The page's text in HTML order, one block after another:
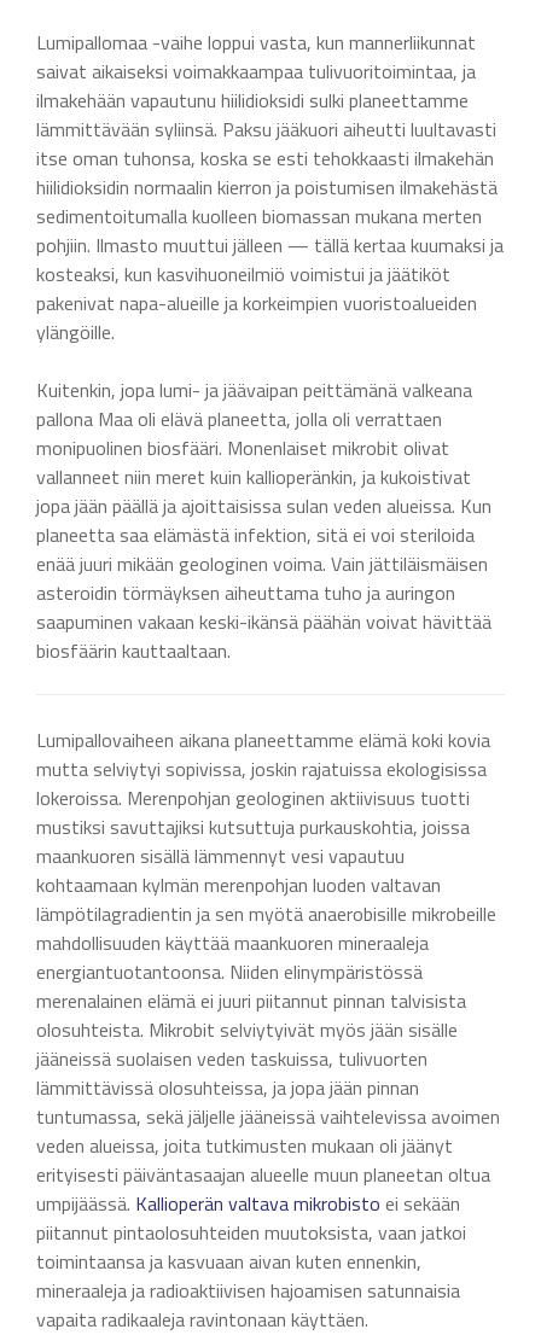
Lumipallomaa -vaihe loppui vasta, kun mannerliikunnat
saivat aikaiseksi voimakkaampaa tulivuoritoimintaa, ja
ilmakehään vapautunu hiilidioksidi sulki planeettamme
lämmittävään syliinsä. Paksu jääkuori aiheutti luultavasti
itse oman tuhonsa, koska se esti tehokkaasti ilmakehän
hiilidioksidin normaalin kierron ja poistumisen ilmakehästä
sedimentoitumalla kuolleen biomassan mukana merten
pohjiin. Ilmasto muuttui jälleen — tällä kertaa kuumaksi ja
kosteaksi, kun kasvihuoneilmiö voimistui ja jäätiköt
pakenivat napa-alueille ja korkeimpien vuoristoalueiden
ylängöille.
Kuitenkin, jopa lumi- ja jäävaipan peittämänä valkeana
pallona Maa oli elävä planeetta, jolla oli verrattaen
monipuolinen biosfääri. Monenlaiset mikrobit olivat
vallanneet niin meret kuin kallioperänkin, ja kukoistivat
jopa jään päällä ja ajoittaisissa sulan veden alueissa. Kun
planeetta saa elämästä infektion, sitä ei voi steriloida
enää juuri mikään geologinen voima. Vain jättiläismäisen
asteroidin törmäyksen aiheuttama tuho ja auringon
saapuminen vakaan keski-ikänsä päähän voivat hävittää
biosfäärin kauttaaltaan.
Lumipallovaiheen aikana planeettamme elämä koki kovia
mutta selviytyi sopivissa, joskin rajatuissa ekologisissa
lokeroissa. Merenpohjan geologinen aktiivisuus tuotti
mustiksi savuttajiksi kutsuttuja purkauskohtia, joissa
maankuoren sisällä lämmennyt vesi vapautuu
kohtaamaan kylmän merenpohjan luoden valtavan
lämpötilagradientin ja sen myötä anaerobisille mikrobeille
mahdollisuuden käyttää maankuoren mineraaleja
energiantuotantoonsa. Niiden elinympäristössä
merenalainen elämä ei juuri piitannut pinnan talvisista
olosuhteista. Mikrobit selviytyivät myös jään sisälle
jääneissä suolaisen veden taskuissa, tulivuorten
lämmittävissä olosuhteissa, ja jopa jään pinnan
tuntumassa, sekä jäljelle jääneissä vaihtelevissa avoimen
veden alueissa, joita tutkimusten mukaan oli jäänyt
erityisesti päiväntasaajan alueelle muun planeetan oltua
umpijäässä. Kallioperän valtava mikrobisto ei sekään
piitannut pintaolosuhteiden muutoksista, vaan jatkoi
toimintaansa ja kasvuaan aivan kuten ennenkin,
mineraaleja ja radioaktiivisen hajoamisen satunnaisia
vapaita radikaaleja ravintonaan käyttäen.